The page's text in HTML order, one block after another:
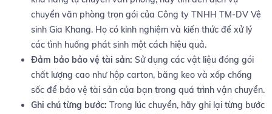
chuyển văn phòng trọn gói của Công ty ‍TNHH TM-DV Vệ
sinh Gia Khang.​ Họ có kinh ‌nghiệm ​và‌ kiến thức để ⁣xử lý
các tình huống phát⁣ sinh một ⁢cách hiệu quả.
Đảm bảo ‌bảo vệ tài sản: Sử dụng‌ các vật liệu đóng gói
chất ‌lượng cao như⁢ hộp carton, băng keo và xốp chống
sốc để bảo vệ tài ⁣sản của bạn ⁢trong quá‌ trình vận chuyển.
Ghi chú từng ⁤bước: Trong lúc⁢ chuyển, hãy‌ ghi lại từng ⁤bước